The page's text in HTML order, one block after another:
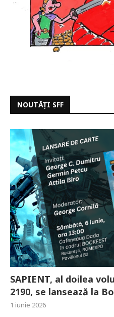
NOUTĂȚI SFF
SAPIENT, al doilea
2190, se lansează la
1 iunie 2026